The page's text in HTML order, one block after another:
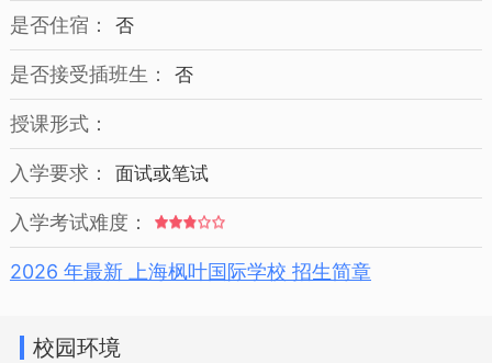
是否住宿： 否
是否接受插班生： 否
授课形式：
入学要求： 面试或笔试
入学考试难度：
2026 年最新 上海枫叶国际学校 招生简章
校园环境